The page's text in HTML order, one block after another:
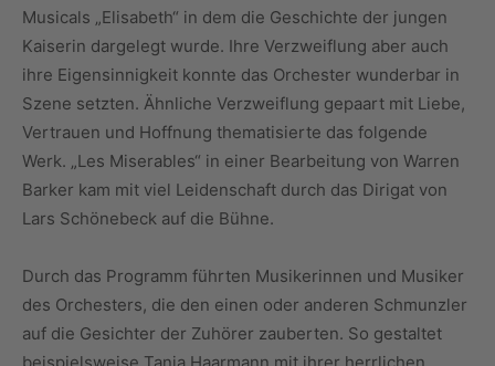
Musicals „Elisabeth“ in dem die Geschichte der jungen
Kaiserin dargelegt wurde. Ihre Verzweiflung aber auch
ihre Eigensinnigkeit konnte das Orchester wunderbar in
Szene setzten. Ähnliche Verzweiflung gepaart mit Liebe,
Vertrauen und Hoffnung thematisierte das folgende
Werk. „Les Miserables“ in einer Bearbeitung von Warren
Barker kam mit viel Leidenschaft durch das Dirigat von
Lars Schönebeck auf die Bühne.
Durch das Programm führten Musikerinnen und Musiker
des Orchesters, die den einen oder anderen Schmunzler
auf die Gesichter der Zuhörer zauberten. So gestaltet